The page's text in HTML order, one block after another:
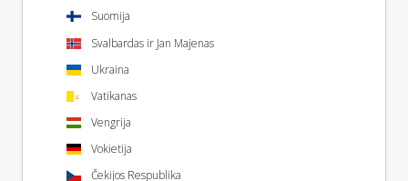
Suomija
Svalbardas ir Jan Majenas
Ukraina
Vatikanas
Vengrija
Vokietija
Čekijos Respublika